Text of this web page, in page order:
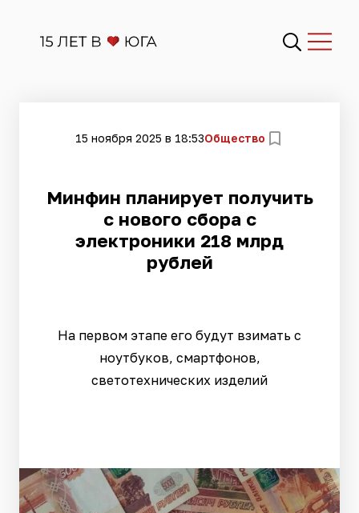
15 ноября 2025 в 18:53Общество
Минфин планирует получить
с нового сбора с
электроники 218 млрд
рублей
На первом этапе его будут взимать с
ноутбуков, смартфонов,
светотехнических изделий